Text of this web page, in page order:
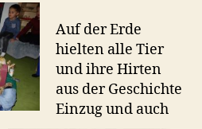
Auf der Erde
hielten alle Tier
und ihre Hirten
aus der Geschichte
Einzug und auch